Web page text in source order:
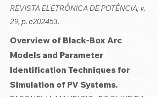
REVISTA ELETRÔNICA DE POTÊNCIA, v.
29, p. e202453.
Overview of Black-Box Arc
Models and Parameter
Identification Techniques for
Simulation of PV Systems.